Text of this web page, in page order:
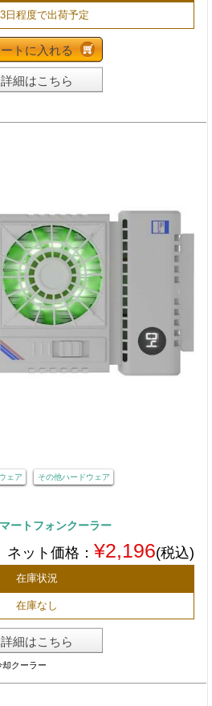
日程度で出荷予定
トに入れる
詳細はこちら
ェア その他ハードウェア
ートフォンクーラー
ネット価格： ¥2,196(税込)
在庫状況
在庫なし
詳細はこちら
クーラー